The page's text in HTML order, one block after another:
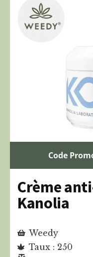
Code
Crème
Kanolia
Weedy
Taux : 250